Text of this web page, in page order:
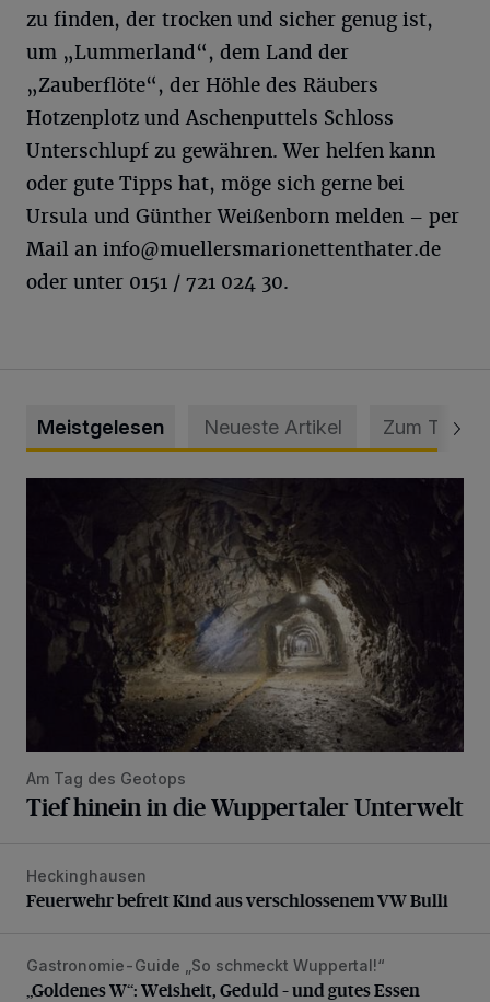
zu finden, der trocken und sicher genug ist,
um „Lummerland“, dem Land der
„Zauberflöte“, der Höhle des Räubers
Hotzenplotz und Aschenputtels Schloss
Unterschlupf zu gewähren. Wer helfen kann
oder gute Tipps hat, möge sich gerne bei
Ursula und Günther Weißenborn melden – per
Mail an info@muellersmarionettenthater.de
oder unter 0151 / 721 024 30.
Meistgelesen Neueste Artikel Zum Thema
Am Tag des Geotops
Tief hinein in die Wuppertaler Unterwelt
Feuerwehr befreit Kind aus verschlossenem VW Bulli
Heckinghausen
Feuerwehr befreit Kind aus verschlossenem VW Bulli
„Goldenes W“: Weisheit, Geduld – und gutes Essen
Gastronomie-Guide „So schmeckt Wuppertal!“
„Goldenes W“: Weisheit, Geduld – und gutes Essen